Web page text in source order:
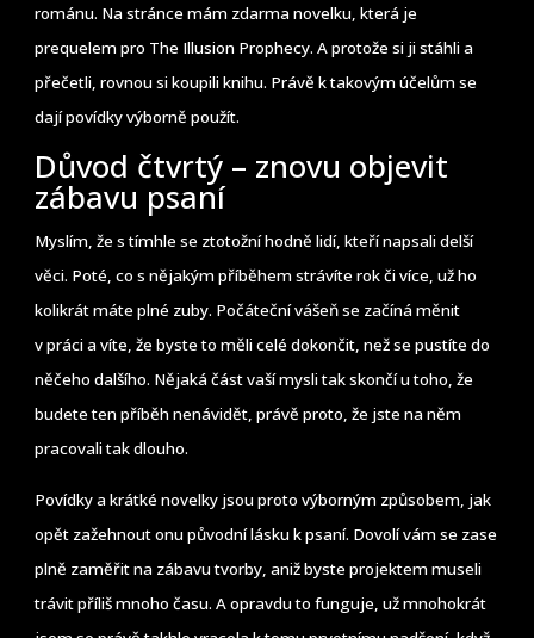
románu. Na stránce mám zdarma novelku, která je
prequelem pro The Illusion Prophecy. A protože si ji stáhli a
přečetli, rovnou si koupili knihu. Právě k takovým účelům se
dají povídky výborně použít.
Důvod čtvrtý – znovu objevit
zábavu psaní
Myslím, že s tímhle se ztotožní hodně lidí, kteří napsali delší
věci. Poté, co s nějakým příběhem strávíte rok či více, už ho
kolikrát máte plné zuby. Počáteční vášeň se začíná měnit
v práci a víte, že byste to měli celé dokončit, než se pustíte do
něčeho dalšího. Nějaká část vaší mysli tak skončí u toho, že
budete ten příběh nenávidět, právě proto, že jste na něm
pracovali tak dlouho.
Povídky a krátké novelky jsou proto výborným způsobem, jak
opět zažehnout onu původní lásku k psaní. Dovolí vám se zase
plně zaměřit na zábavu tvorby, aniž byste projektem museli
trávit příliš mnoho času. A opravdu to funguje, už mnohokrát